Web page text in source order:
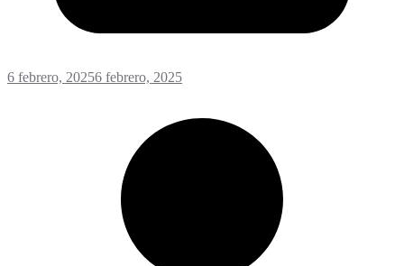
6 febrero, 20256 febrero, 2025